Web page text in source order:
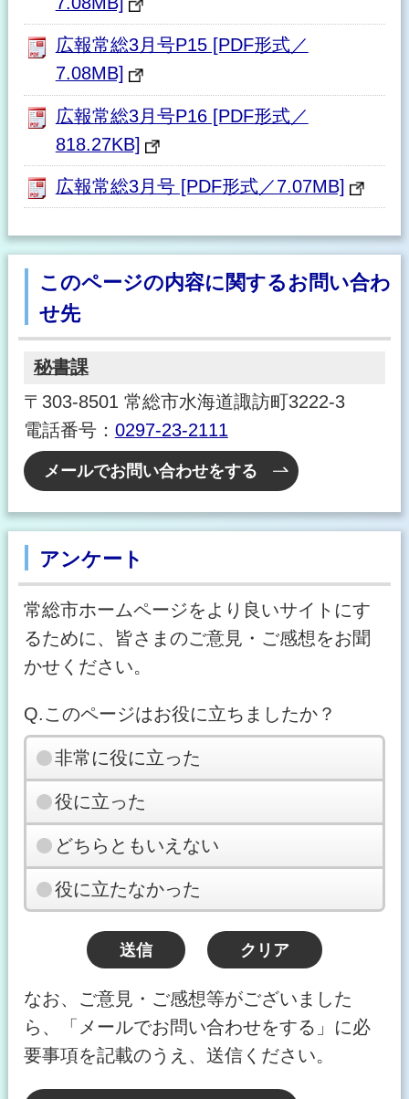
広報常総3月号P15 [PDF形式／
7.08MB]
広報常総3月号P16 [PDF形式／
818.27KB]
広報常総3月号 [PDF形式／7.07MB]
このページの内容に関するお問い合わ
せ先
秘書課
〒303-8501 常総市水海道諏訪町3222-3
電話番号： 0297-23-2111
メールでお問い合わせをする
アンケート
常総市ホームページをより良いサイトにす
るために、皆さまのご意見・ご感想をお聞
かせください。
Q.このページはお役に立ちましたか？
非常に役に立った
役に立った
どちらともいえない
役に立たなかった
なお、ご意見・ご感想等がございました
ら、「メールでお問い合わせをする」に必
要事項を記載のうえ、送信ください。